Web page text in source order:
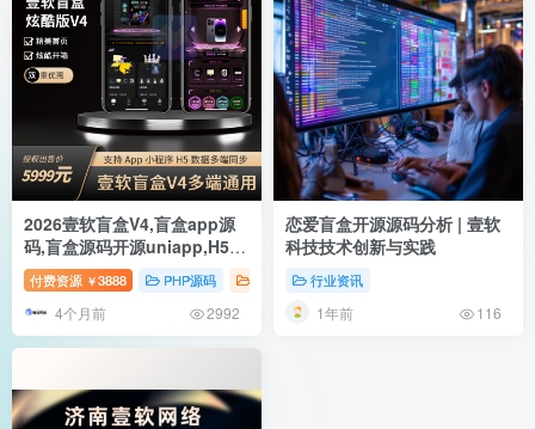
2026壹软盲盒V4,盲盒app源
码,盲盒源码开源uniapp,H5,
小程序V4支持国际盲盒源码
付费资源 ￥3888 PHP源码 国内盲盒 壹软互站
4个月前 2992
恋爱盲盒开源源码分析 | 壹软
科技技术创新与实践
行业资讯
1年前 116